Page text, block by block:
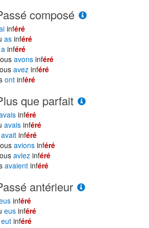
composé
inféré
as inféré
a inféré
avons inféré
avez inféré
ont inféré
que parfait
inféré
avais inféré
avait inféré
avions inféré
aviez inféré
avaient inféré
antérieur
inféré
eus inféré
eut inféré